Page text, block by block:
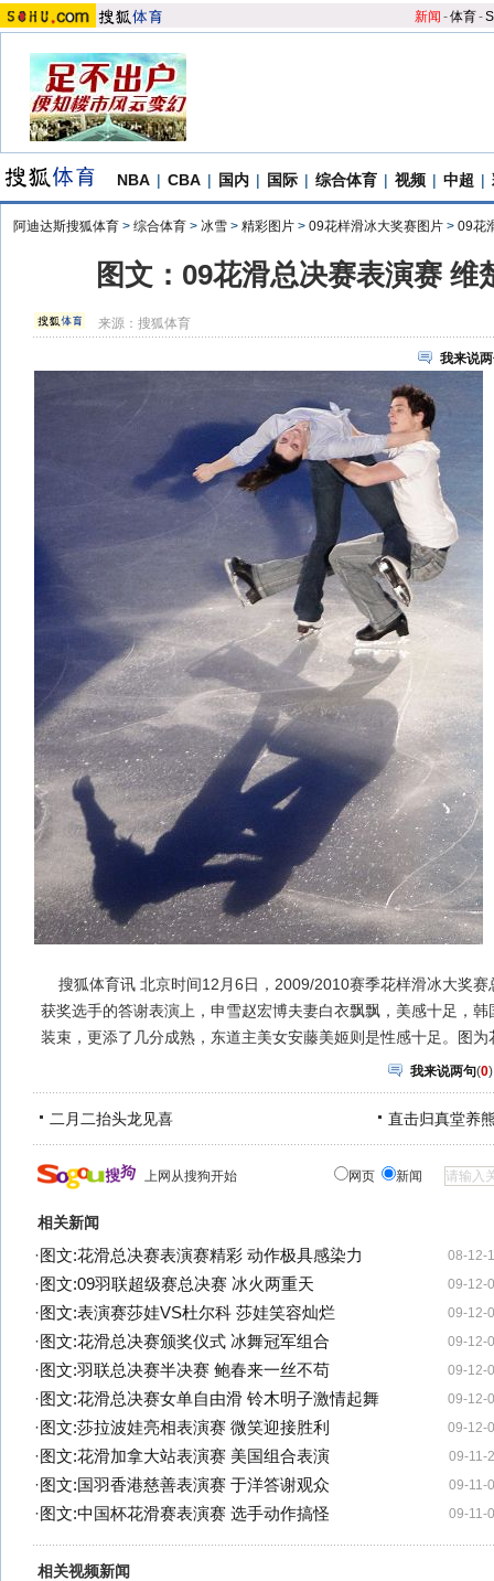
新闻 -体育-S
NBA | CBA | 国内 | 国际 | 综合体育 | 视频 | 中超 |
阿迪达斯搜狐体育 > 综合体育 > 冰雪 > 精彩图片 > 09花样滑冰大奖赛图片 > 09花
图文：09花滑总决赛表演赛 维
来源：搜狐体育
我来说
搜狐体育讯 北京时间12月6日，2009/2010赛季花样滑冰大奖赛
获奖选手的答谢表演上，申雪赵宏博夫妻白衣飘飘，美感十足，
装束，更添了几分成熟，东道主美女安藤美姬则是性感十足。图
我来说两句(0)
二月二抬头龙见喜 直击归真堂养
上网从搜狗开始 网页 新闻
相关新闻
08-12-
· 图文:花滑总决赛表演赛精彩 动作极具感染力
09-12-
· 图文:09羽联超级赛总决赛 冰火两重天
09-12-
· 图文:表演赛莎娃VS杜尔科 莎娃笑容灿烂
09-12-
· 图文:花滑总决赛颁奖仪式 冰舞冠军组合
09-12-
· 图文:羽联总决赛半决赛 鲍春来一丝不苟
09-12-
· 图文:花滑总决赛女单自由滑 铃木明子激情起舞
09-12-
· 图文:莎拉波娃亮相表演赛 微笑迎接胜利
09-11-
· 图文:花滑加拿大站表演赛 美国组合表演
09-11-
· 图文:国羽香港慈善表演赛 于洋答谢观众
09-11-
· 图文:中国杯花滑赛表演赛 选手动作搞怪
相关视频新闻